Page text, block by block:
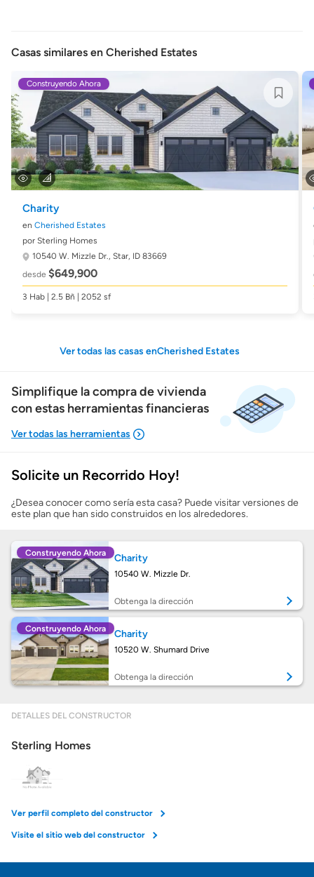
Casas similares en Cherished Estates
Construyendo Ahora
Charity
en Cherished Estates
por Sterling Homes
10540 W. Mizzle Dr., Star, ID 83669
desde $649,900
3 Hab | 2.5 Bñ | 2052 sf
Ver todas las casas enCherished Estates
Simplifique la compra de vivienda
con estas herramientas financieras
Mostrarme lo que puedo pagar
Costos casa nueva vs. usada
Obtener mi puntaje de crédito
Calcular mi hipoteca
Obtener Aprobación Previa
Preparar mi casa para la venta
Seguro de propietarios
Solicite un Recorrido Hoy!
¿Desea conocer como sería esta casa? Puede visitar versiones de
este plan que han sido construidos en los alrededores.
Construyendo Ahora Charity
10540 W. Mizzle Dr.
Obtenga la dirección
Construyendo Ahora Charity
10520 W. Shumard Drive
Obtenga la dirección
DETALLES DEL CONSTRUCTOR
Sterling Homes
Ver perfil completo del constructor
Visite el sitio web del constructor